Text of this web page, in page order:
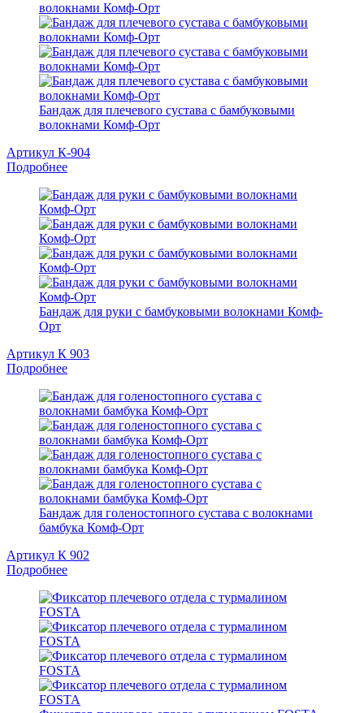
Бандаж для плечевого сустава с бамбуковыми
волокнами Комф-Орт
Артикул К-904
Подробнее
Бандаж для руки с бамбуковыми волокнами Комф-
Орт
Артикул К 903
Подробнее
Бандаж для голеностопного сустава с волокнами
бамбука Комф-Орт
Артикул К 902
Подробнее